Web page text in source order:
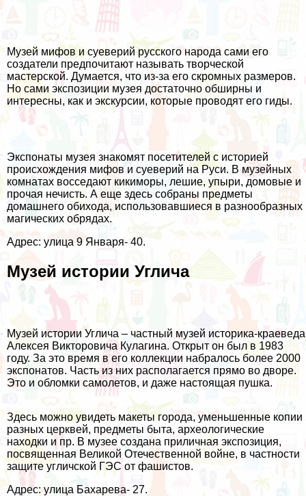
Музей мифов и суеверий русского народа сами его
создатели предпочитают называть творческой
мастерской. Думается, что из-за его скромных размеров.
Но сами экспозиции музея достаточно обширны и
интересны, как и экскурсии, которые проводят его гиды.
Экспонаты музея знакомят посетителей с историей
происхождения мифов и суеверий на Руси. В музейных
комнатах восседают кикиморы, лешие, упыри, домовые и
прочая нечисть. А еще здесь собраны предметы
домашнего обихода, использовавшиеся в разнообразных
магических обрядах.
Адрес: улица 9 Января- 40.
Музей истории Углича
Музей истории Углича – частный музей историка-краеведа
Алексея Викторовича Кулагина. Открыт он был в 1983
году. За это время в его коллекции набралось более 2000
экспонатов. Часть из них располагается прямо во дворе.
Это и обломки самолетов, и даже настоящая пушка.
Здесь можно увидеть макеты города, уменьшенные копии
разных церквей, предметы быта, археологические
находки и пр. В музее создана приличная экспозиция,
посвященная Великой Отечественной войне, в частности
защите угличской ГЭС от фашистов.
Адрес: улица Бахарева- 27.